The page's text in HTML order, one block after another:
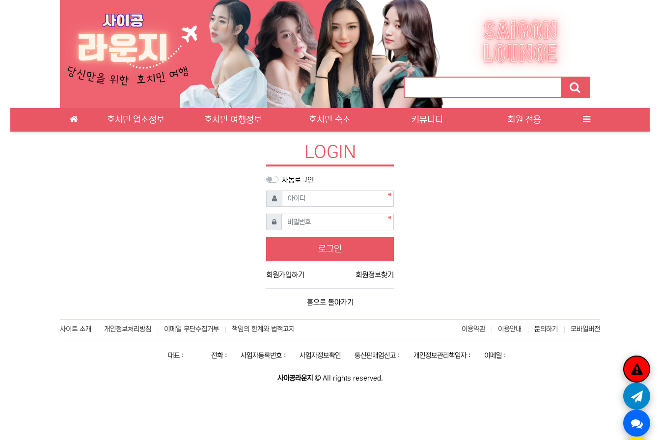
호치민 업소정보 호치민 여행정보 호치민 숙소 커뮤니티 회원 전용
LOGIN
자동로그인
아이디
필수
비밀번호필수
로그인
회원가입하기 회원정보찾기
홈으로 돌아가기
사이트 소개 개인정보처리방침 이메일 무단수집거부 책임의 한계와 법적고지 이용약관 이용안내 문의하기 모바일버전
대표 : 전화 : 사업자등록번호 : 사업자정보확인 통신판매업신고 : 개인정보관리책임자 : 이메일 :
사이공라운지 All rights reserved.